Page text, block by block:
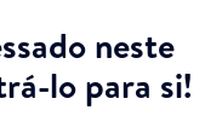
neste
lo para si!